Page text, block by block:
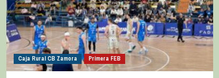
Caja Rural CB Zamora Primera FEB